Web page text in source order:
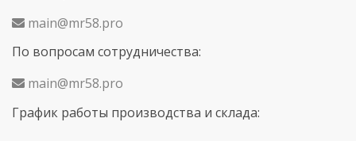
main@mr58.pro
По вопросам сотрудничества:
main@mr58.pro
График работы производства и склада: